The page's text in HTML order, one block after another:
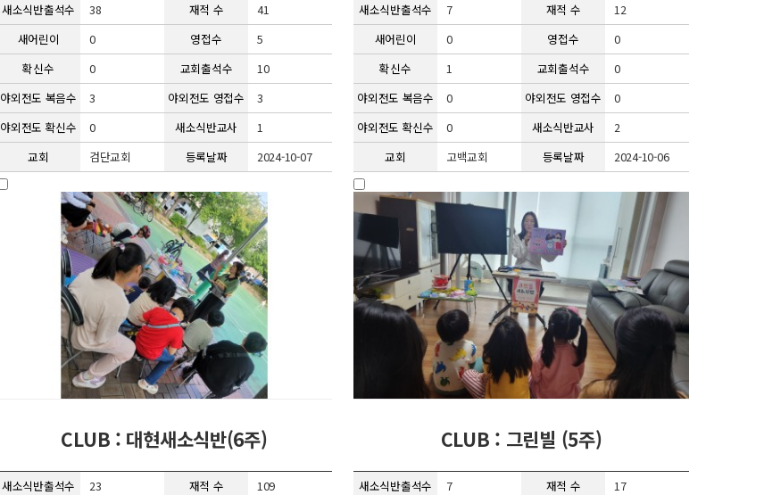
새소식반출석수 38 재적 수
41
새어린이
0 영접수
5
확신수
0 교회출석수
10
야외전도 복음수
3 야외전도 영접수
3
야외전도 확신수
0 새소식반교사
1
교회
검단교회 등록날짜 2024-10-07
새소식반출석수 7 재적 수
12
새어린이
0 영접수
0
확신수
1 교회출석수
0
야외전도 복음수
0 야외전도 영접수
0
야외전도 확신수
0 새소식반교사
2
교회
고백교회 등록날짜 2024-10-06
CLUB : 대현새소식반(6주)
새소식반출석수 23 재적 수
109
CLUB : 그린빌 (5주)
새소식반출석수 7 재적 수
17